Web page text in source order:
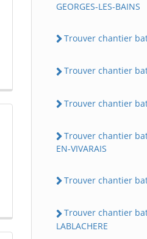
GEORGES-LES-BAINS
Trouver chantier
Trouver chantier
Trouver chantier
Trouver chantier
EN-VIVARAIS
Trouver chantier
Trouver chantier
LABLACHERE